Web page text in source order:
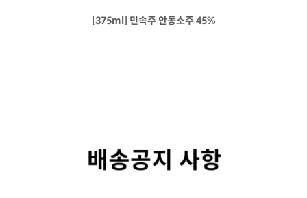
[375ml] 민속주 안동소주 45%